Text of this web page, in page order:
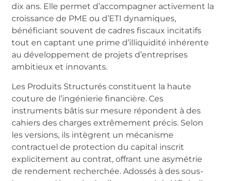
dix ans. Elle permet d’accompagner activement la
croissance de PME ou d’ETI dynamiques,
bénéficiant souvent de cadres fiscaux incitatifs
tout en captant une prime d’illiquidité inhérente
au développement de projets d’entreprises
ambitieux et innovants.
Les Produits Structurés constituent la haute
couture de l’ingénierie financière. Ces
instruments bâtis sur mesure répondent à des
cahiers des charges extrêmement précis. Selon
les versions, ils intègrent un mécanisme
contractuel de protection du capital inscrit
explicitement au contrat, offrant une asymétrie
de rendement recherchée. Adossés à des sous-